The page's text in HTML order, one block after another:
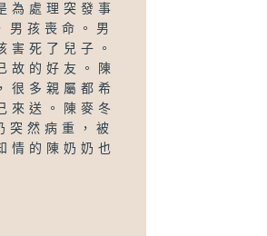
為處理突發事
孩喪命。男
害死了兒子。
故的好友。陳
很多親屬都希
來送。陳麥冬
突然病重，被
情的陳奶奶也